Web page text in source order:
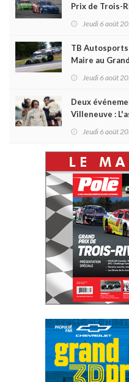
Prix de Trois-
Jeudi 6 août
TB
Maire au
Jeudi 6 août
Deux
Villeneuve :
Jeudi 6 août